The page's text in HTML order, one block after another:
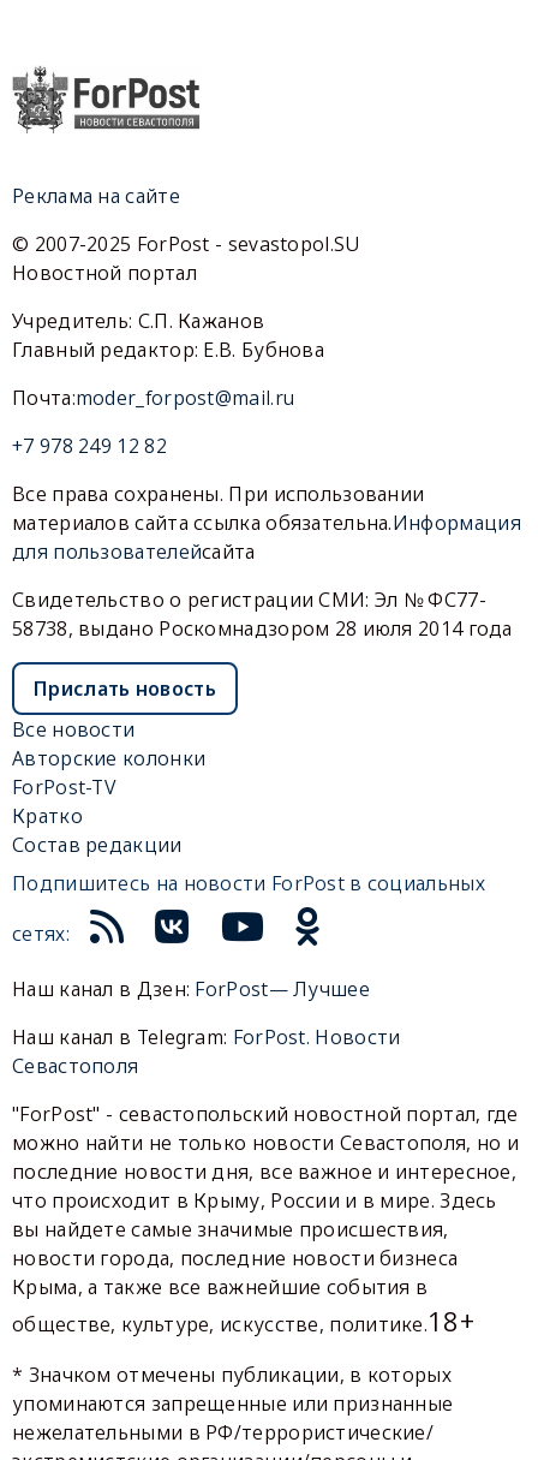
Реклама на сайте
© 2007-2025 ForPost - sevastopol.SU
Новостной портал
Учредитель: С.П. Кажанов
Главный редактор: Е.В. Бубнова
Почта:moder_forpost@mail.ru
+7 978 249 12 82
Все права сохранены. При использовании
материалов сайта ссылка обязательна.Информация
для пользователейсайта
Свидетельство о регистрации СМИ: Эл № ФС77-
58738, выдано Роскомнадзором 28 июля 2014 года
Прислать новость
Все новости
Авторские колонки
ForPost-TV
Кратко
Состав редакции
Подпишитесь на новости ForPost в социальных
сетях:
Наш канал в Дзен: ForPost— Лучшее
Наш канал в Telegram: ForPost. Новости
Севастополя
"ForPost" - севастопольский новостной портал, где
можно найти не только новости Севастополя, но и
последние новости дня, все важное и интересное,
что происходит в Крыму, России и в мире. Здесь
вы найдете самые значимые происшествия,
новости города, последние новости бизнеса
Крыма, а также все важнейшие события в
обществе, культуре, искусстве, политике.18+
* Значком отмечены публикации, в которых
упоминаются запрещенные или признанные
нежелательными в РФ/террористические/